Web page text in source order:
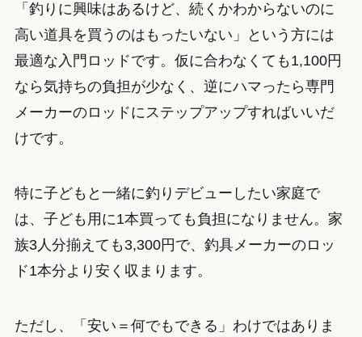
「釣りに興味はあるけど、続くかわからないのに
高い道具を買うのはもったいない」という方には
最適な入門ロッドです。仮に合わなくても1,100円
なら気持ちの負担が少なく、逆にハマったら専門
メーカーのロッドにステップアップすればいいだ
けです。
特に子どもと一緒に釣りデビューしたい家庭で
は、子ども用に1本買っても負担になりません。家
族3人分揃えても3,300円で、釣具メーカーのロッ
ド1本分より安く収まります。
ただし、「安い＝何でもできる」わけではありま